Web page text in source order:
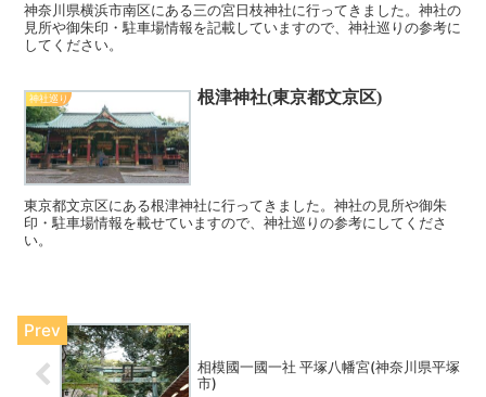
神奈川県横浜市南区にある三の宮日枝神社に行ってきました。神社の
見所や御朱印・駐車場情報を記載していますので、神社巡りの参考に
してください。
神社巡り 根津神社(東京都文京区)
東京都文京区にある根津神社に行ってきました。神社の見所や御朱
印・駐車場情報を載せていますので、神社巡りの参考にしてくださ
い。
相模國一國一社 平塚八幡宮(神奈川県平塚
市)